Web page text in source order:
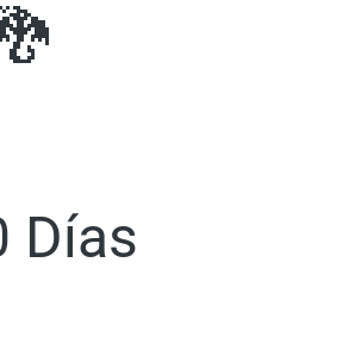
Días